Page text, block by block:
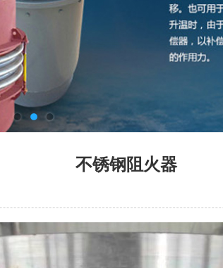
不锈钢阻火器